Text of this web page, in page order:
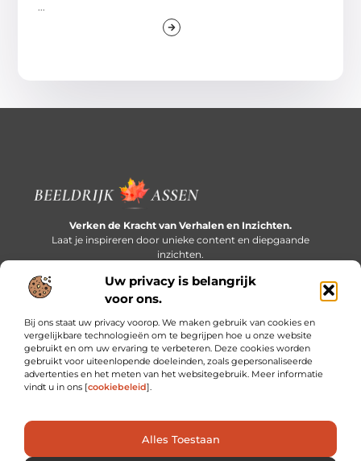
Uw privacy is belangrijk
voor ons.
Bij ons staat uw privacy voorop. We maken gebruik van cookies en
vergelijkbare technologieën om te begrijpen hoe u onze website
gebruikt en om uw ervaring te verbeteren. Deze cookies worden
gebruikt voor uiteenlopende doeleinden, zoals gepersonaliseerde
advertenties en het meten van het websitegebruik. Meer informatie
vindt u in ons [cookiebeleid].
Alles Toestaan
...
Verken de Kracht van Verhalen en Inzichten.
Laat je inspireren door unieke content en diepgaande
inzichten.
Bericht categorie
Onze informatie
Cookiebeleid (EU)